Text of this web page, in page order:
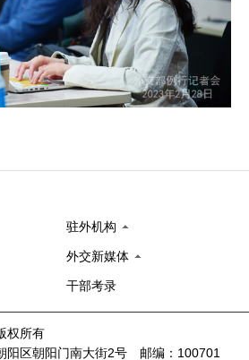
驻外机构
外交新媒体
干部考录
权所有
阳区朝阳门南大街2号 邮编：100701